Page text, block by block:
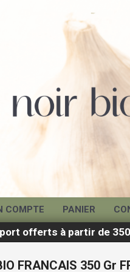
COMPTE PANIER
offerts à partir de
FRANCAIS 350 Gr